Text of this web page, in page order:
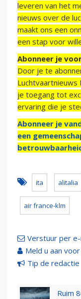
leveren van het
nieuws over de
maakt ons een
een stap voor
Abonneer je
Door je te
Luchtvaartnieuws
je toegang tot
ervaring die je
Abonneer je
een
ita alitalia
air france-klm
Verstuur per
Meld u aan
Tip de redactie
Ruim